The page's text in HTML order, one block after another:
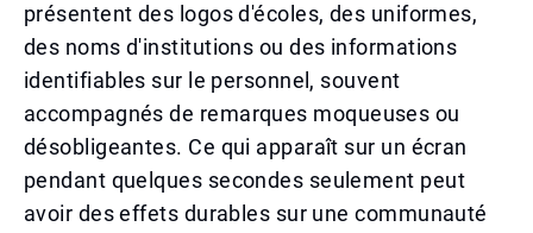
présentent des logos d'écoles, des uniformes,
des noms d'institutions ou des informations
identifiables sur le personnel, souvent
accompagnés de remarques moqueuses ou
désobligeantes. Ce qui apparaît sur un écran
pendant quelques secondes seulement peut
avoir des effets durables sur une communauté